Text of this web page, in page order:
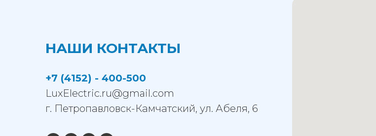
НАШИ КОНТАКТЫ
+7 (4152) - 400-500
LuxElectric.ru@gmail.com
г. Петропавловск-Камчатский, ул. Абеля, 6